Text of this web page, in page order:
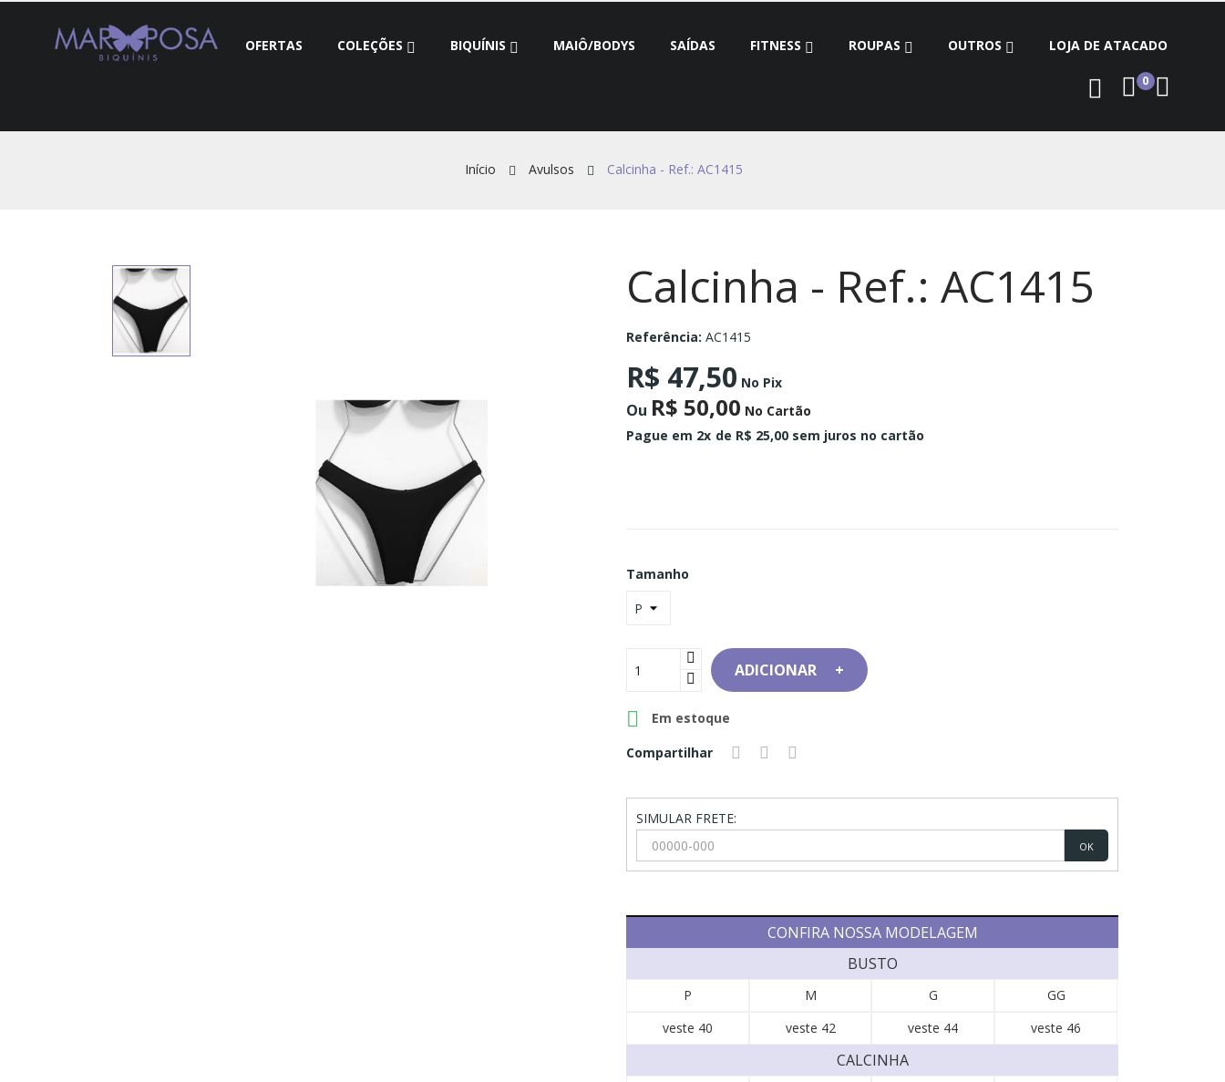
OFERTAS COLEÇÕES BIQUÍNIS MAIÔ/BODYS SAÍDAS FITNESS ROUPAS OUTROS LOJA DE ATACADO
0
Início Avulsos Calcinha - Ref.: AC1415
Calcinha - Ref.: AC1415
Referência: AC1415
R$ 47,50 No Pix
Ou R$ 50,00 No Cartão
Pague em 2x de R$ 25,00 sem juros no cartão
Tamanho
ADICIONAR
 Em estoque
Compartilhar
SIMULAR FRETE:
OK
CONFIRA NOSSA MODELAGEM
BUSTO
P M G
GG
veste 40
veste 42 veste 44 veste 46
CALCINHA